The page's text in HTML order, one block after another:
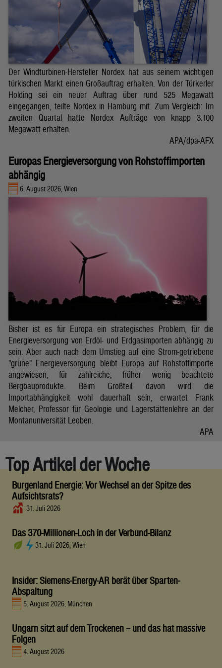
Der Windturbinen-Hersteller Nordex hat aus seinem wichtigen
türkischen Markt einen Großauftrag erhalten. Von der Türkerler
Holding sei ein neuer Auftrag über rund 525 Megawatt
eingegangen, teilte Nordex in Hamburg mit. Zum Vergleich: Im
zweiten Quartal hatte Nordex Aufträge von knapp 3.100
Megawatt erhalten.
APA/dpa-AFX
Europas Energieversorgung von Rohstoffimporten
abhängig
6. August 2026, Wien
Bisher ist es für Europa ein strategisches Problem, für die
Energieversorgung von Erdöl- und Erdgasimporten abhängig zu
sein. Aber auch nach dem Umstieg auf eine Strom-getriebene
"grüne" Energieversorgung bleibt Europa auf Rohstoffimporte
angewiesen, für zahlreiche, früher wenig beachtete
Bergbauprodukte. Beim Großteil davon wird die
Importabhängigkeit wohl dauerhaft sein, erwartet Frank
Melcher, Professor für Geologie und Lagerstättenlehre an der
Montanuniversität Leoben.
APA
Top Artikel der Woche
Burgenland Energie: Vor Wechsel an der Spitze des
Aufsichtsrats?
31. Juli 2026
Das 370-Millionen-Loch in der Verbund-Bilanz
31. Juli 2026, Wien
Insider: Siemens-Energy-AR berät über Sparten-
Abspaltung
5. August 2026, München
Ungarn sitzt auf dem Trockenen – und das hat massive
Folgen
4. August 2026